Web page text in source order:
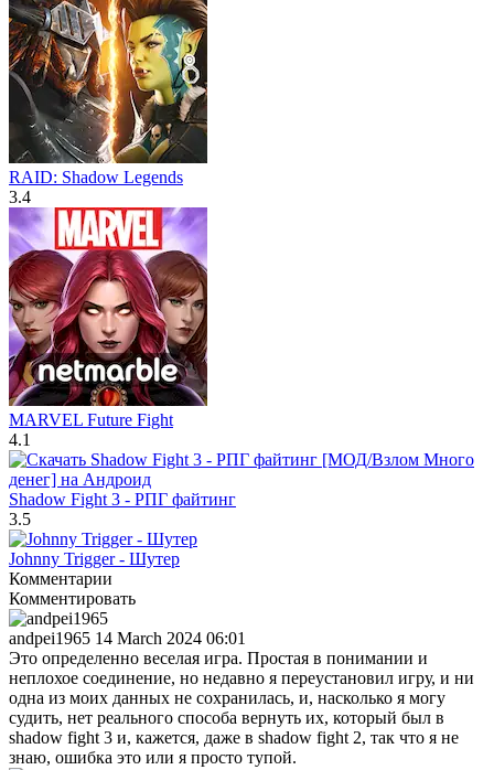
RAID: Shadow Legends
3.4
MARVEL Future Fight
4.1
Shadow Fight 3 - РПГ файтинг
3.5
Johnny Trigger - Шутер
Комментарии
Комментировать
andpei1965 14 March 2024 06:01
Это определенно веселая игра. Простая в понимании и
неплохое соединение, но недавно я переустановил игру, и ни
одна из моих данных не сохранилась, и, насколько я могу
судить, нет реального способа вернуть их, который был в
shadow fight 3 и, кажется, даже в shadow fight 2, так что я не
знаю, ошибка это или я просто тупой.